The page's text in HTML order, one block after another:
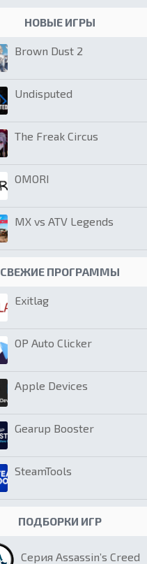
НОВЫЕ ИГРЫ
Brown Dust 2
Undisputed
The Freak Circus
OMORI
MX vs ATV Legends
СВЕЖИЕ ПРОГРАММЫ
Exitlag
OP Auto Clicker
Apple Devices
Gearup Booster
SteamTools
ПОДБОРКИ ИГР
Серия Assassin’s Creed